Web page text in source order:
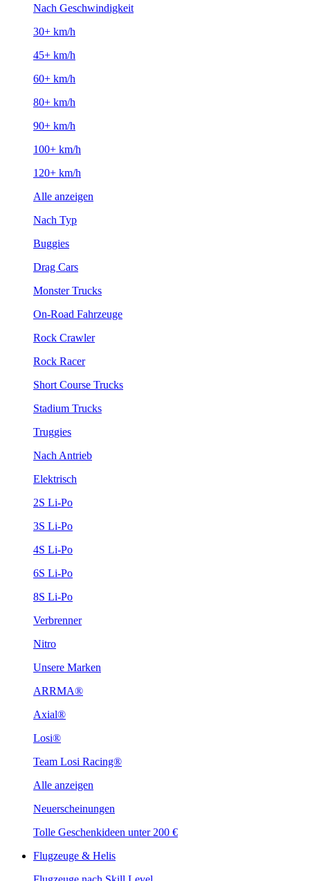
Nach Geschwindigkeit
30+ km/h
45+ km/h
60+ km/h
80+ km/h
90+ km/h
100+ km/h
120+ km/h
Alle anzeigen
Nach Typ
Buggies
Drag Cars
Monster Trucks
On-Road Fahrzeuge
Rock Crawler
Rock Racer
Short Course Trucks
Stadium Trucks
Truggies
Nach Antrieb
Elektrisch
2S Li-Po
3S Li-Po
4S Li-Po
6S Li-Po
8S Li-Po
Verbrenner
Nitro
Unsere Marken
ARRMA®
Axial®
Losi®
Team Losi Racing®
Alle anzeigen
Neuerscheinungen
Tolle Geschenkideen unter 200 €
Flugzeuge & Helis